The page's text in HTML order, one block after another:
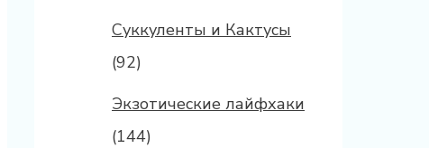
Суккуленты и Кактусы
(92)
Экзотические лайфхаки
(144)